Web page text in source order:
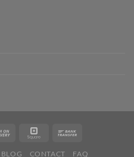
BLOG CONTACT FAQ